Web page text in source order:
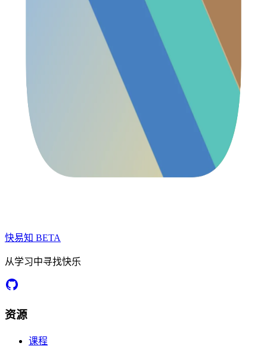
快易知 BETA
从学习中寻找快乐
资源
课程